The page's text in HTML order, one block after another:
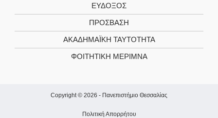
ΕΥΔΟΞΟΣ
ΠΡΟΣΒΑΣΗ
ΑΚΑΔΗΜΑΪΚΉ ΤΑΥΤΌΤΗΤΑ
ΦΟΙΤΗΤΙΚΉ ΜΈΡΙΜΝΑ
Copyright © 2026 - Πανεπιστήμιο Θεσσαλίας
Πολιτική Απορρήτου